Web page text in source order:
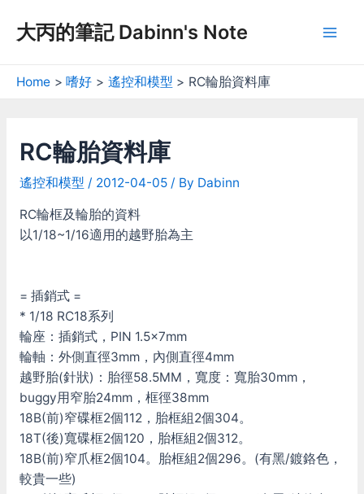
大丙的筆記 Dabinn's Note
Home 嗜好 遙控和模型 RC輪胎資料庫
RC輪胎資料庫
遙控和模型 / 2012-04-05 / By Dabinn
RC輪框及輪胎的資料
以1/18~1/16適用的越野胎為主
= 插銷式 =
* 1/18 RC18系列
輪座：插銷式，PIN 1.5x7mm
輪軸：外側直徑3mm，內側直徑4mm
越野胎(針狀)：胎徑58.5MM，寬度：寬胎30mm，
buggy用窄胎24mm，框徑38mm
18B(前)窄碟框2個112，胎框組2個304。
18T(後)寬碟框2個120，胎框組2個312。
18B(前)窄爪框2個104。胎框組2個296。(有黑/鍍鉻色，
較貴一些)